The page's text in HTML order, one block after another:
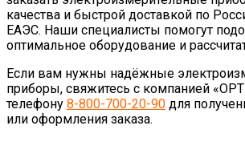
качества и быстрой доставкой по
ЕАЭС. Наши специалисты помогут
оптимальное оборудование и
Если вам нужны надёжные
приборы, свяжитесь с компанией
телефону 8-800-700-20-90 для
или оформления заказа.